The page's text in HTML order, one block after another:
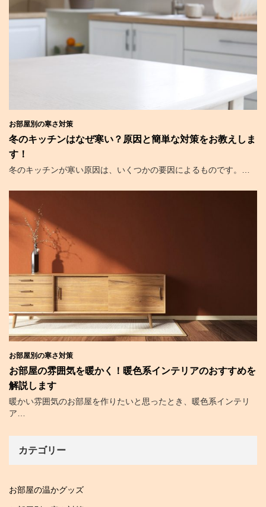
お部屋別の寒さ対策
冬のキッチンはなぜ寒い？原因と簡単な対策をお教えしま
す！
冬のキッチンが寒い原因は、いくつかの要因によるものです。…
お部屋別の寒さ対策
お部屋の雰囲気を暖かく！暖色系インテリアのおすすめを
解説します
暖かい雰囲気のお部屋を作りたいと思ったとき、暖色系インテリ
ア…
カテゴリー
お部屋の温かグッズ